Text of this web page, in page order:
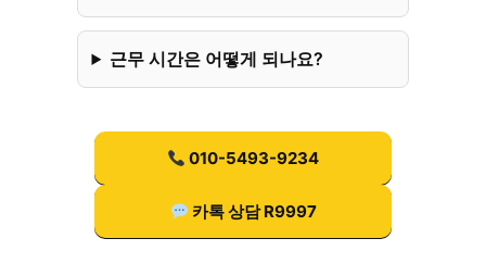
근무 시간은 어떻게 되나요?
010-5493-9234
카톡 상담 R9997